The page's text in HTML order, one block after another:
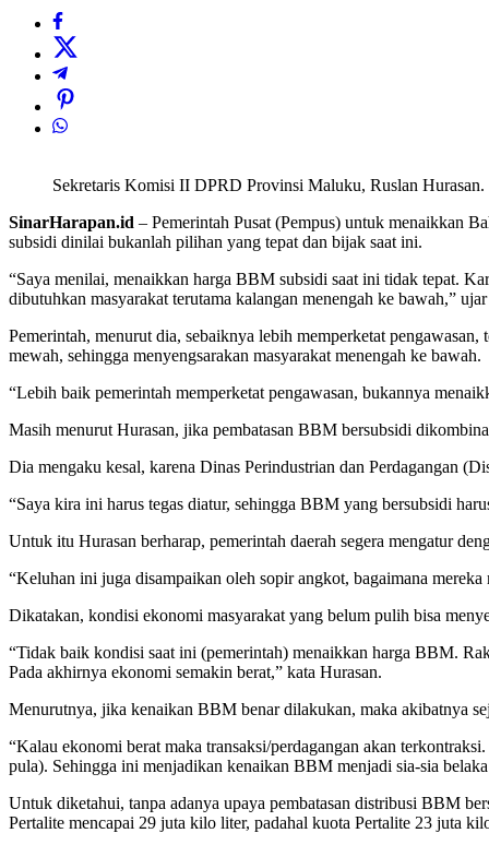
Sekretaris Komisi II DPRD Provinsi Maluku, Ruslan
SinarHarapan.id – Pemerintah Pusat (Pempus) untuk menaikkan
subsidi dinilai bukanlah pilihan yang tepat dan bijak saat ini.
“Saya menilai, menaikkan harga BBM subsidi saat ini tidak tepat.
dibutuhkan masyarakat terutama kalangan menengah ke bawah,”
Pemerintah, menurut dia, sebaiknya lebih memperketat
mewah, sehingga menyengsarakan masyarakat menengah ke bawah.
“Lebih baik pemerintah memperketat pengawasan, bukannya
Masih menurut Hurasan, jika pembatasan BBM bersubsidi
Dia mengaku kesal, karena Dinas Perindustrian dan Perdagangan
“Saya kira ini harus tegas diatur, sehingga BBM yang bersubsidi
Untuk itu Hurasan berharap, pemerintah daerah segera mengatur
“Keluhan ini juga disampaikan oleh sopir angkot, bagaimana
Dikatakan, kondisi ekonomi masyarakat yang belum pulih bisa
“Tidak baik kondisi saat ini (pemerintah) menaikkan harga BBM.
Pada akhirnya ekonomi semakin berat,” kata Hurasan.
Menurutnya, jika kenaikan BBM benar dilakukan, maka akibatnya
“Kalau ekonomi berat maka transaksi/perdagangan akan
pula). Sehingga ini menjadikan kenaikan BBM menjadi sia-sia
Untuk diketahui, tanpa adanya upaya pembatasan distribusi BBM
Pertalite mencapai 29 juta kilo liter, padahal kuota Pertalite 23 juta